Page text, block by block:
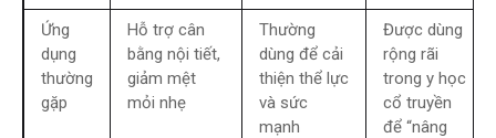
Ứng
dụng
thường
gặp
Hỗ trợ cân
bằng nội tiết,
giảm mệt
mỏi nhẹ
Thường
dùng để cải
thiện thể lực
và sức
mạnh
Được dùng
rộng rãi
trong y học
cổ truyền
để “nâng